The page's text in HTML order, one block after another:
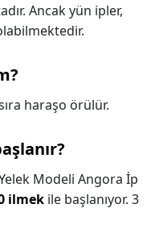
Ancak yün ipler,
haraşo örülür.
Modeli Angora İp
ilmek ile başlanıyor. 3